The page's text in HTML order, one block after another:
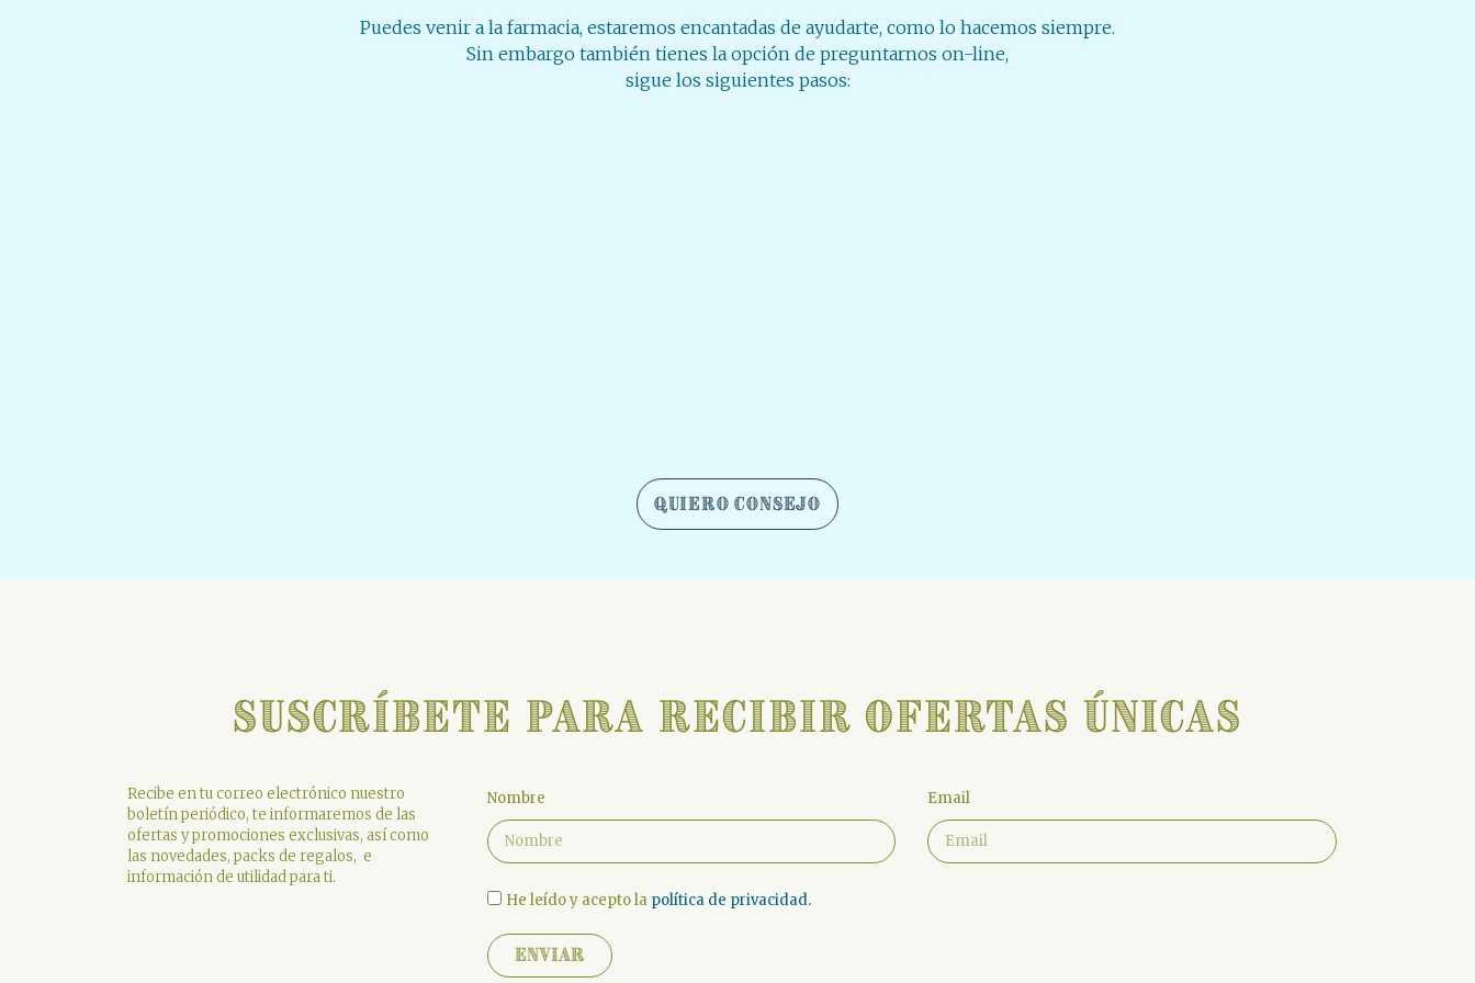
Puedes venir a la farmacia, estaremos encantadas de ayudarte, como lo hacemos siempre.
Sin embargo también tienes la opción de preguntarnos on-line,
sigue los siguientes pasos:
Quiero Consejo
Suscríbete para recibir ofertas únicas
Recibe en tu correo electrónico nuestro
boletín periódico, te informaremos de las
ofertas y promociones exclusivas, así como
las novedades, packs de regalos, e
información de utilidad para ti.
Nombre Email
He leído y acepto la política de privacidad.
Enviar